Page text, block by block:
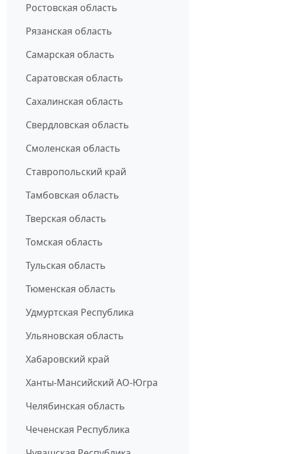
Ростовская область
Рязанская область
Самарская область
Саратовская область
Сахалинская область
Свердловская область
Смоленская область
Ставропольский край
Тамбовская область
Тверская область
Томская область
Тульская область
Тюменская область
Удмуртская Республика
Ульяновская область
Хабаровский край
Ханты-Мансийский АО-Югра
Челябинская область
Чеченская Республика